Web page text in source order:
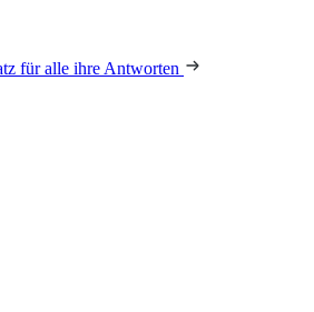
für alle ihre Antworten